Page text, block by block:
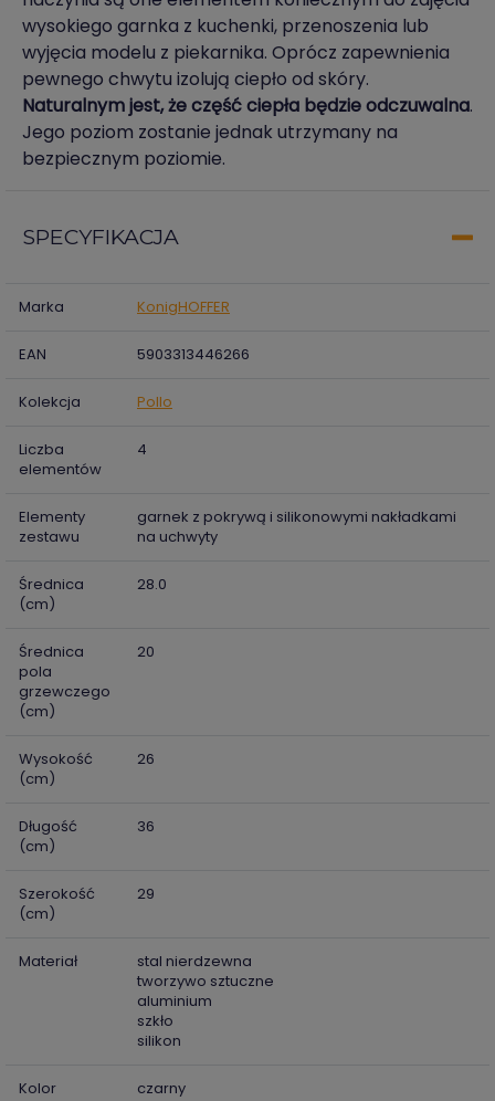
wysokiego garnka z kuchenki, przenoszenia lub
wyjęcia modelu z piekarnika. Oprócz zapewnienia
pewnego chwytu izolują ciepło od skóry.
Naturalnym jest, że część ciepła będzie odczuwalna.
Jego poziom zostanie jednak utrzymany na
bezpiecznym poziomie.
SPECYFIKACJA
Marka KonigHOFFER
EAN 5903313446266
Kolekcja Pollo
Liczba
elementów
4
Elementy
zestawu
garnek z pokrywą i silikonowymi nakładkami
na uchwyty
Średnica
(cm)
28.0
Średnica
pola
grzewczego
(cm)
20
Wysokość
(cm)
26
Długość
(cm)
36
Szerokość
(cm)
29
Materiał
stal nierdzewna
tworzywo sztuczne
aluminium
szkło
silikon
Kolor czarny